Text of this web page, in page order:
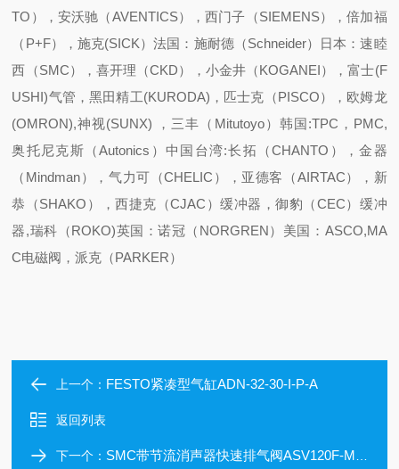
TO），安沃驰（AVENTICS），西门子（SIEMENS），倍加福
（P+F），施克(SICK）法国：施耐德（Schneider）
日本：速睦
西（SMC），喜开理（CKD），小金井（KOGANEI），富士(F
USHI)气管，黑田精工(KURODA)，匹士克（PISCO），欧姆龙
(OMRON),神视(SUNX) ，三丰（Mitutoyo） 韩国:TPC，PMC,
奥托尼克斯（Autonics） 中国台湾:长拓（CHANTO），金器
（Mindman），气力可（CHELIC），亚德客（AIRTAC），新
恭（SHAKO），西捷克（CJAC）缓冲器，御豹（CEC）缓冲
器,瑞科（ROKO)英国：诺冠（NORGREN） 美国：ASCO,MA
C电磁阀，派克（PARKER）
上一个： FESTO紧凑型气缸ADN-32-30-I-P-A
返回列表
下一个： SMC带节流消声器快速排气阀ASV120F-M3-04